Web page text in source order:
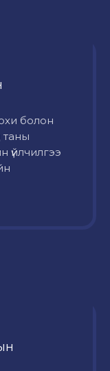
болон
таны
үйлчилгээ